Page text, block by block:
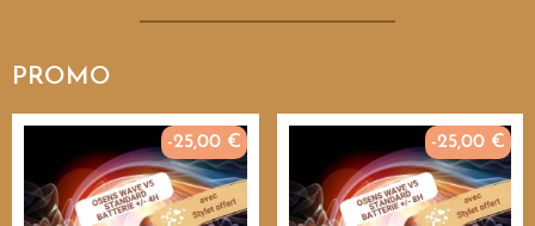
PROMO
-25,00 € -25,00 €